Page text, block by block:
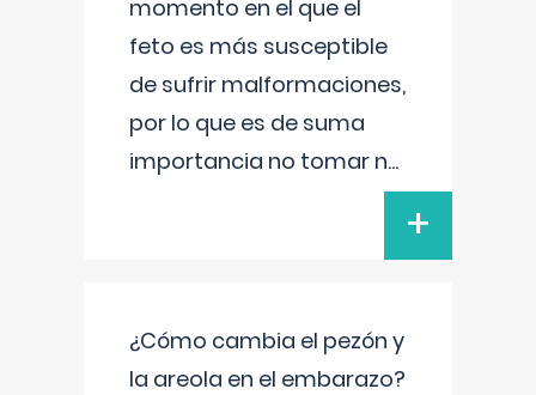
momento en el que el
feto es más susceptible
de sufrir malformaciones,
por lo que es de suma
importancia no tomar n...
+
¿Cómo cambia el pezón y
la areola en el embarazo?